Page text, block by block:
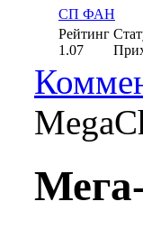
СП ФАН
Рейтинг
1.07